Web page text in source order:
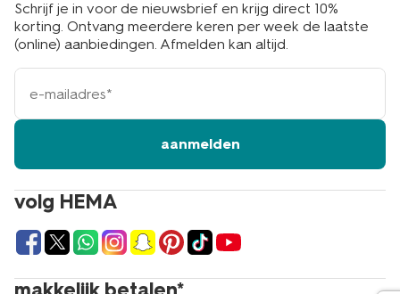
volg HEMA
Schrijf je in voor de nieuwsbrief en krijg direct 10%
korting. Ontvang meerdere keren per week de laatste
(online) aanbiedingen. Afmelden kan altijd.
e-
mailadres
aanmelden